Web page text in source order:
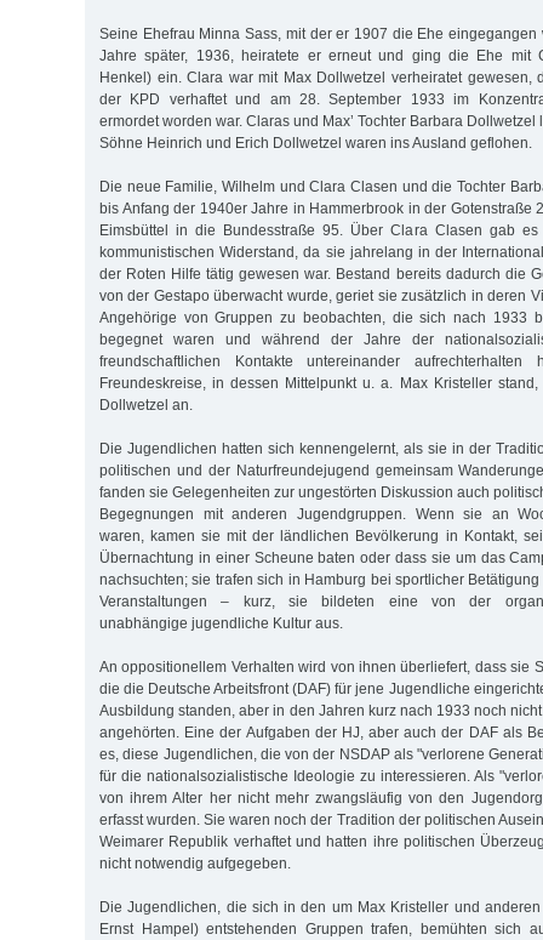
Seine Ehefrau Minna Sass, mit der er 1907 die Ehe eingegangen
Jahre später, 1936, heiratete er erneut und ging die Ehe mit
Henkel) ein. Clara war mit Max Dollwetzel verheiratet gewesen,
der KPD verhaftet und am 28. September 1933 im
ermordet worden war. Claras und Max’ Tochter Barbara Dollwetzel
Söhne Heinrich und Erich Doll­wet­zel waren ins Ausland geflohen.
Die neue Familie, Wilhelm und Clara Clasen und die Tochter
bis Anfang der 1940er Jahre in Hammerbrook in der Gotenstraße
Eimsbüttel in die Bundesstraße 95. Über Clara Clasen gab
kommunistischen Widerstand, da sie jahrelang in der
der Roten Hilfe tätig gewesen war. Bestand bereits dadurch die
von der Gestapo überwacht wurde, geriet sie zusätzlich in deren
Angehörige von Gruppen zu beobachten, die sich nach 1933
begegnet waren und während der Jahre der
freundschaftlichen Kontakte untereinander aufrechterhalten
Freundeskreise, in dessen Mittelpunkt u. a. Max Kristeller
Dollwetzel an.
Die Jugendlichen hatten sich kennengelernt, als sie in der
politischen und der Naturfreundejugend gemeinsam
fanden sie Gelegenheiten zur ungestörten Diskussion auch
Begegnungen mit anderen Jugendgruppen. Wenn sie an
waren, kamen sie mit der ländlichen Bevölkerung in Kontakt,
Übernachtung in einer Scheune baten oder dass sie um das
nachsuchten; sie trafen sich in Hamburg bei sportlicher
Veranstaltungen – kurz, sie bildeten eine von der
unabhängige jugendliche Kultur aus.
An oppositionellem Verhalten wird von ihnen überliefert, dass sie
die die Deutsche Arbeitsfront (DAF) für jene Jugendliche
Ausbildung standen, aber in den Jahren kurz nach 1933 noch
angehörten. Eine der Aufgaben der HJ, aber auch der DAF als
es, diese Jugendlichen, die von der NSDAP als "verlorene
für die nationalsozialistische Ideologie zu interessieren. Als
von ihrem Alter her nicht mehr zwangsläufig von den
erfasst wurden. Sie waren noch der Tradition der politischen
Weimarer Republik verhaftet und hatten ihre politischen
nicht notwendig aufgegeben.
Die Jugendlichen, die sich in den um Max Kristeller und
Ernst Hampel) entstehenden Gruppen trafen, bemühten sich